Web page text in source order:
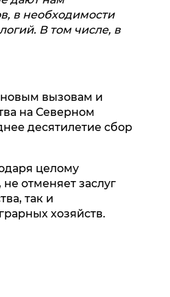
в необходимости
В том числе, в
новым вызовам и
на Северном
десятилетие сбор
целому
отменяет заслуг
так и
хозяйств.